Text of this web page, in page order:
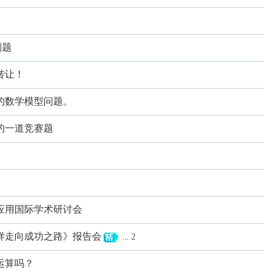
！
学模型问题。
一道竞赛题
用国际学术研讨会
走向成功之路》报告会 ... 2
算吗？